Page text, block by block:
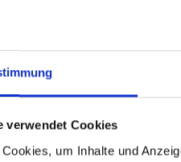
verwendet Cookies
um Inhalte und